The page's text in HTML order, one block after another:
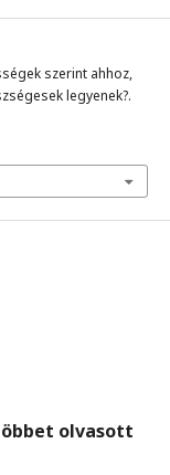
szerint ahhoz,
legyenek?.
olvasott